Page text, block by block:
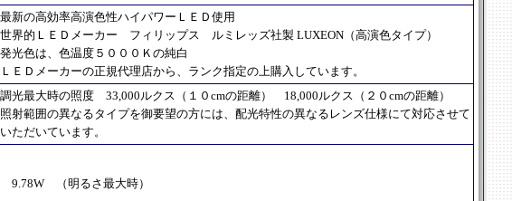
最新の高効率高演色性ハイパワーＬＥＤ使用
世界的ＬＥＤメーカー フィリップス ルミレッズ社製 LUXEON（高演色タイプ）
発光色は、色温度５０００Ｋの純白
ＬＥＤメーカーの正規代理店から、ランク指定の上購入しています。
調光最大時の照度 33,000ルクス（１０cmの距離） 18,000ルクス（２０cmの距離）
照射範囲の異なるタイプを御要望の方には、配光特性の異なるレンズ仕様にて対応させて
いただいています。
9.78W （明るさ最大時）